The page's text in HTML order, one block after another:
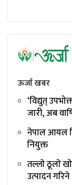
ऊर्जा खबर
‘विद्युत्
जारी, अब
नेपाल आयल
नियुक्त
तल्लाे ठूलाे
उत्पादन गरिने